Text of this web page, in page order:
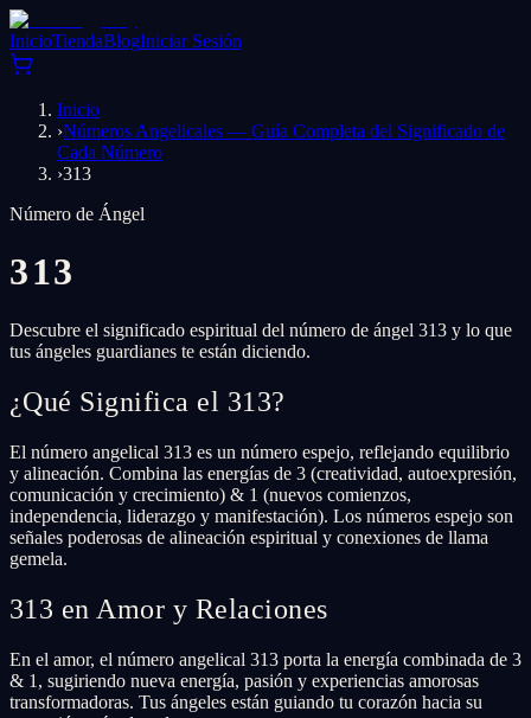
InicioTiendaBlogIniciar Sesión
Inicio
›Números Angelicales — Guía Completa del Significado de
Cada Número
›313
Número de Ángel
313
Descubre el significado espiritual del número de ángel 313 y lo que
tus ángeles guardianes te están diciendo.
¿Qué Significa el 313?
El número angelical 313 es un número espejo, reflejando equilibrio
y alineación. Combina las energías de 3 (creatividad, autoexpresión,
comunicación y crecimiento) & 1 (nuevos comienzos,
independencia, liderazgo y manifestación). Los números espejo son
señales poderosas de alineación espiritual y conexiones de llama
gemela.
313 en Amor y Relaciones
En el amor, el número angelical 313 porta la energía combinada de 3
& 1, sugiriendo nueva energía, pasión y experiencias amorosas
transformadoras. Tus ángeles están guiando tu corazón hacia su